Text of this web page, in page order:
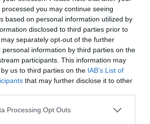
you may continue seeing
based on personal information utilized by
disclosed to third parties prior to
separately opt-out of the further
personal information by third parties on the
participants. This information may
us to third parties on the IAB’s List of
that may further disclose it to other
Processing Opt Outs